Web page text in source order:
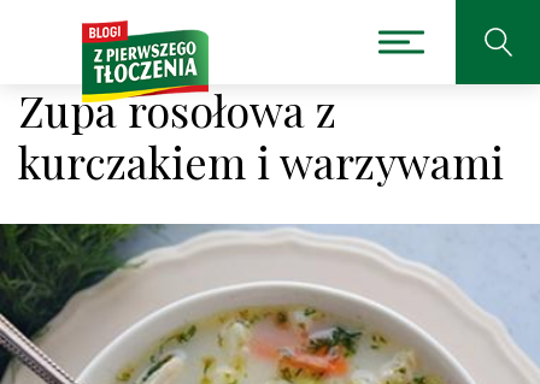
Zupa rosołowa z
kurczakiem i warzywami